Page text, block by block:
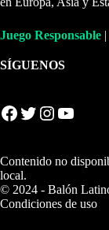
Juego Responsable |
SÍGUENOS
Facebook Twitter Instagram YouTube
Contenido no
local.
© 2024 - Balón
Condiciones de uso